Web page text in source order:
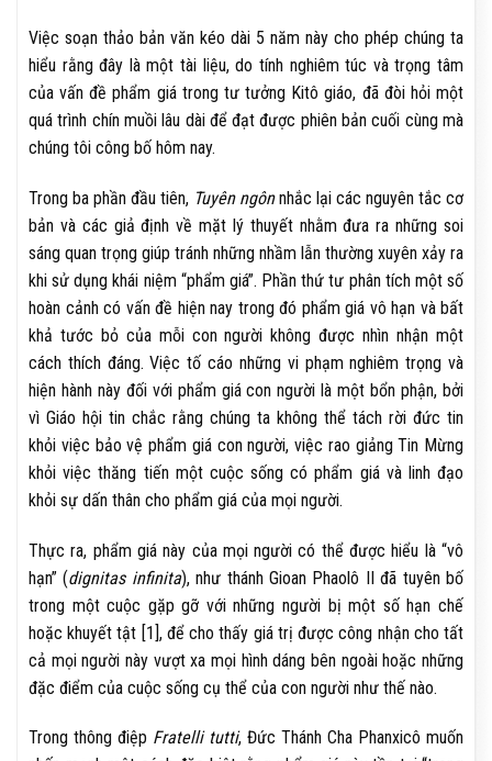
Việc soạn thảo bản văn kéo dài 5 năm này cho phép chúng ta
hiểu rằng đây là một tài liệu, do tính nghiêm túc và trọng tâm
của vấn đề phẩm giá trong tư tưởng Kitô giáo, đã đòi hỏi một
quá trình chín muồi lâu dài để đạt được phiên bản cuối cùng mà
chúng tôi công bố hôm nay.
Trong ba phần đầu tiên, Tuyên ngônnhắc lại các nguyên tắc cơ
bản và các giả định về mặt lý thuyết nhằm đưa ra những soi
sáng quan trọng giúp tránh những nhầm lẫn thường xuyên xảy ra
khi sử dụng khái niệm “phẩm giá”. Phần thứ tư phân tích một số
hoàn cảnh có vấn đề hiện nay trong đó phẩm giá vô hạn và bất
khả tước bỏ của mỗi con người không được nhìn nhận một
cách thích đáng. Việc tố cáo những vi phạm nghiêm trọng và
hiện hành này đối với phẩm giá con người là một bổn phận, bởi
vì Giáo hội tin chắc rằng chúng ta không thể tách rời đức tin
khỏi việc bảo vệ phẩm giá con người, việc rao giảng Tin Mừng
khỏi việc thăng tiến một cuộc sống có phẩm giá và linh đạo
khỏi sự dấn thân cho phẩm giá của mọi người.
Thực ra, phẩm giá này của mọi người có thể được hiểu là “vô
hạn” (dignitas infinita), như thánh Gioan Phaolô II đã tuyên bố
trong một cuộc gặp gỡ với những người bị một số hạn chế
hoặc khuyết tật [1], để cho thấy giá trị được công nhận cho tất
cả mọi người này vượt xa mọi hình dáng bên ngoài hoặc những
đặc điểm của cuộc sống cụ thể của con người như thế nào.
Trong thông điệp Fratelli tutti, Đức Thánh Cha Phanxicô muốn